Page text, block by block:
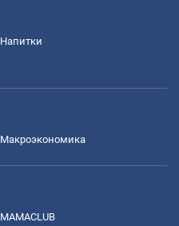
Напитки
Mакроэкономика
MAMACLUB